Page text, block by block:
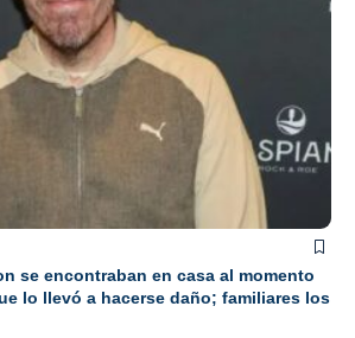
se encontraban en casa al momento
lo llevó a hacerse daño; familiares los